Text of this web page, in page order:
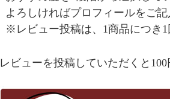
よろしければプロフィールをご記
※レビュー投稿は、1商品につき1
レビューを投稿していただくと